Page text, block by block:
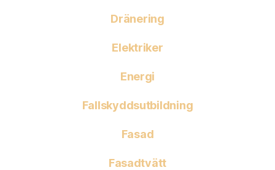
Dränering
Elektriker
Energi
Fallskyddsutbildning
Fasad
Fasadtvätt